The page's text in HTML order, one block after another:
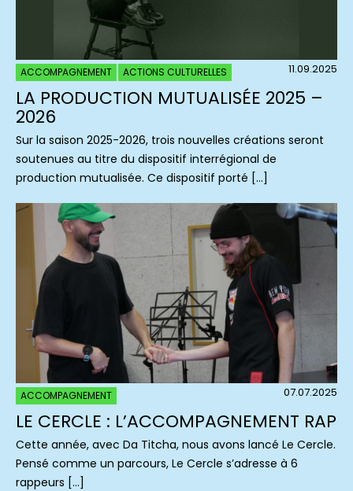
ACCOMPAGNEMENT ACTIONS CULTURELLES 11.09.2025
LA PRODUCTION MUTUALISÉE 2025 –
2026
Sur la saison 2025-2026, trois nouvelles créations seront
soutenues au titre du dispositif interrégional de
production mutualisée. Ce dispositif porté […]
ACCOMPAGNEMENT 07.07.2025
LE CERCLE : L’ACCOMPAGNEMENT RAP
Cette année, avec Da Titcha, nous avons lancé Le Cercle.
Pensé comme un parcours, Le Cercle s’adresse à 6
rappeurs […]